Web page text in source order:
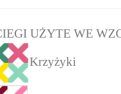
UŻYTE WE
Krzyżyki